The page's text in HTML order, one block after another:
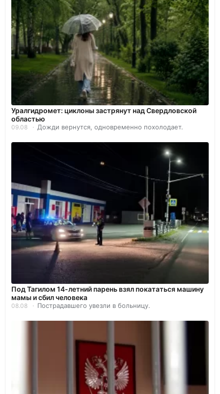
Уралгидромет: циклоны застрянут над Свердловской
областью
09.08 Дожди вернутся, одновременно похолодает.
Под Тагилом 14-летний парень взял покататься машину
мамы и сбил человека
08.08 Пострадавшего увезли в больницу.